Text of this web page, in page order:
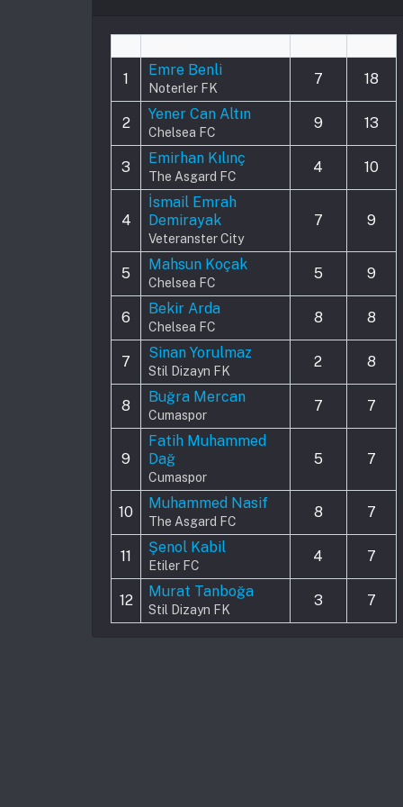
1
Emre Benli
Noterler FK
7 18
2
Yener Can Altın
Chelsea FC
9 13
3
Emirhan Kılınç
The Asgard FC
4 10
4
İsmail Emrah
Demirayak
Veteranster City
7 9
5
Mahsun Koçak
Chelsea FC
5 9
6
Bekir Arda
Chelsea FC
8 8
7
Sinan Yorulmaz
Stil Dizayn FK
2 8
8
Buğra Mercan
Cumaspor
7 7
9
Fatih Muhammed
Dağ
Cumaspor
5 7
10
Muhammed Nasif
The Asgard FC
8 7
11
Şenol Kabil
Etiler FC
4 7
12
Murat Tanboğa
Stil Dizayn FK
3 7